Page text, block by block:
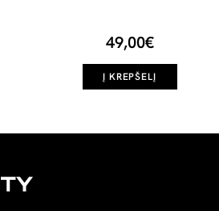
49,00€
Į KREPŠELĮ